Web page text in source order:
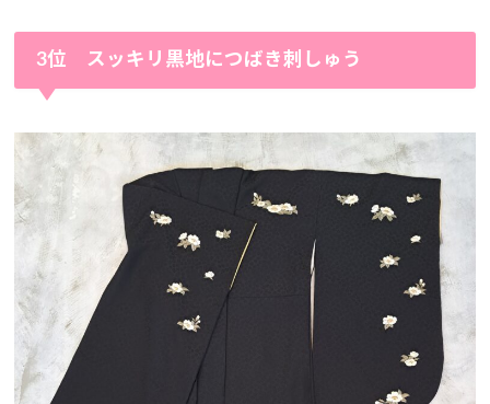
3位 スッキリ黒地につばき刺しゅう